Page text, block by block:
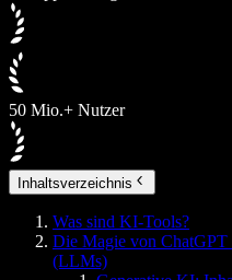
50 Mio.+ Nutzer
Inhaltsverzeichnis
Was sind KI-Tools?
Die Magie von ChatGPT
(LLMs)